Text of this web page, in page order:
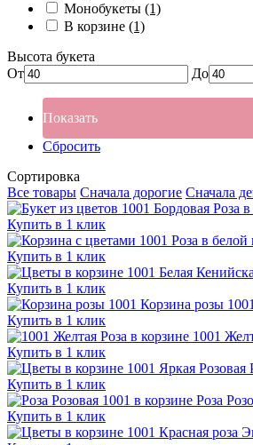
Монобукеты (1)
В корзине (1)
Высота букета
От
До
Показать
Сбросить
Сортировка
Все товары Сначала дорогие Сначала
Купить в 1 клик
Купить в 1 клик
Купить в 1 клик
Корзина розы 1001
Купить в 1 клик
1001
Купить в 1 клик
Купить в 1 клик
Роза
Купить в 1 клик